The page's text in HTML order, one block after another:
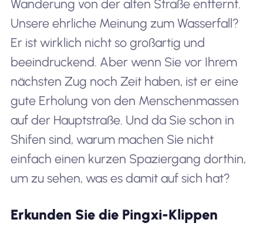
Wanderung von der alten Straße entfernt.
Unsere ehrliche Meinung zum Wasserfall?
Er ist wirklich nicht so großartig und
beeindruckend. Aber wenn Sie vor Ihrem
nächsten Zug noch Zeit haben, ist er eine
gute Erholung von den Menschenmassen
auf der Hauptstraße. Und da Sie schon in
Shifen sind, warum machen Sie nicht
einfach einen kurzen Spaziergang dorthin,
um zu sehen, was es damit auf sich hat?
Erkunden Sie die Pingxi-Klippen